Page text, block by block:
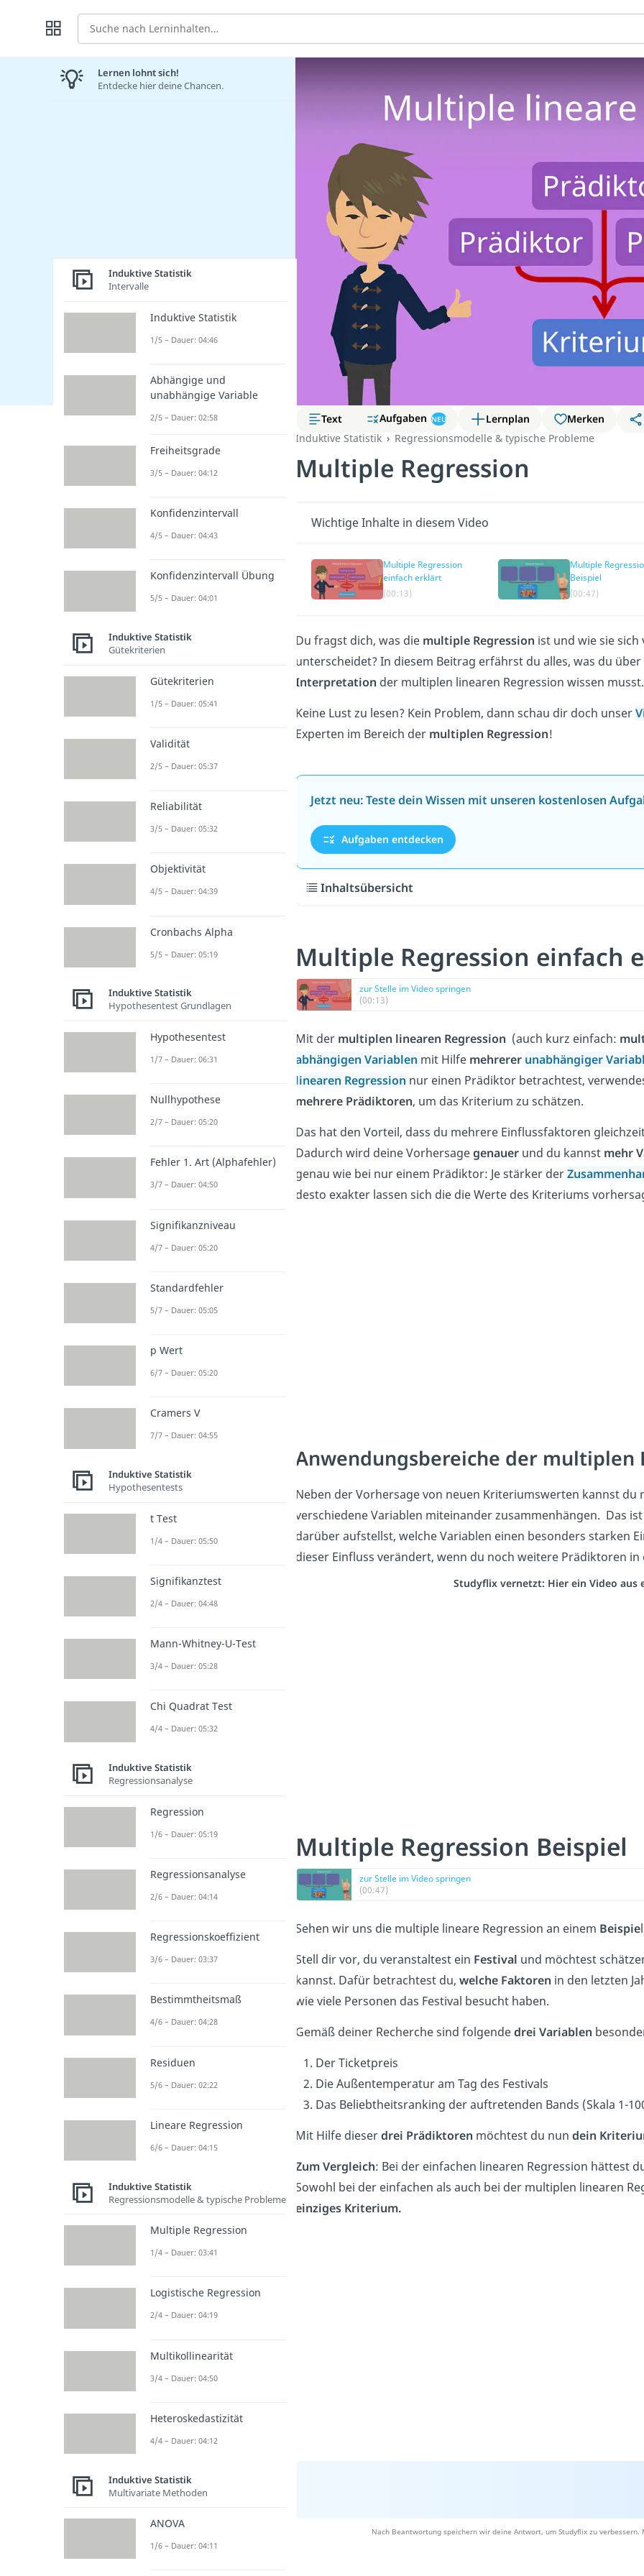
Suche
Text Aufgaben NEU Lernplan Merken
Induktive Statistik
Regressionsmodelle & typische Probleme
Multiple Regression
Wichtige Inhalte in diesem Video
Multiple Regression
einfach erklärt
(00:13)
Multiple
Beispiel
(00:47)
Du fragst dich, was die multiple Regression ist und wie sie
unterscheidet? In diesem Beitrag erfährst du alles, was du über
Interpretation der multiplen linearen Regression wissen musst.
Keine Lust zu lesen? Kein Problem, dann schau dir doch unser
Experten im Bereich der multiplen Regression!
Jetzt neu: Teste dein Wissen mit unseren kostenlosen
Aufgaben entdecken
Inhaltsübersicht
Multiple Regression einfach
zur Stelle im Video springen
(00:13)
Mit dermultiplen linearen Regression (auch kurz einfach:
abhängigen Variablen mit Hilfe mehrerer unabhängiger
linearen Regression nur einen Prädiktor betrachtest,
mehrere Prädiktoren, um das Kriterium zu schätzen.
Das hat den Vorteil, dass du mehrere Einflussfaktoren
Dadurch wird deine Vorhersagegenauerund du kannst mehr
genau wie bei nur einem Prädiktor: Je stärker der
desto exakter lassen sich die die Werte des Kriteriums
Anwendungsbereiche der multiplen
Neben der Vorhersage von neuen Kriteriumswerten kannst
verschiedene Variablen miteinander zusammenhängen. Das
darüber aufstellst, welche Variablen einen besonders starken
dieser Einfluss verändert, wenn du noch weitere Prädiktoren
Studyflix vernetzt: Hier ein Video aus
Multiple Regression Beispiel
zur Stelle im Video springen
(00:47)
Sehen wir uns die multiple lineare Regression an einem Beispie
Stell dir vor, du veranstaltest ein Festival und möchtest
kannst. Dafür betrachtest du, welche Faktoren in den letzten
wie viele Personen das Festival besucht haben.
Gemäß deiner Recherche sind folgendedrei Variablen
Der Ticketpreis
Die Außentemperatur am Tag des Festivals
Das Beliebtheitsranking der auftretenden Bands (Skala 1-
Mit Hilfe dieserdrei Prädiktoren möchtest du nun dein
Zum Vergleich: Bei der einfachen linearen Regression hättest
Sowohl bei der einfachen als auch bei der multiplen linearen
einziges Kriterium.
Nach Beantwortung speichern wir deine Antwort, um Studyflix zu
Lernen lohnt sich!
Entdecke hier deine Chancen.
Induktive Statistik
Intervalle
Induktive Statistik
1/5 – Dauer: 04:46
Abhängige und
unabhängige Variable
2/5 – Dauer: 02:58
Freiheitsgrade
3/5 – Dauer: 04:12
Konfidenzintervall
4/5 – Dauer: 04:43
Konfidenzintervall Übung
5/5 – Dauer: 04:01
Induktive Statistik
Gütekriterien
Gütekriterien
1/5 – Dauer: 05:41
Validität
2/5 – Dauer: 05:37
Reliabilität
3/5 – Dauer: 05:32
Objektivität
4/5 – Dauer: 04:39
Cronbachs Alpha
5/5 – Dauer: 05:19
Induktive Statistik
Hypothesentest Grundlagen
Hypothesentest
1/7 – Dauer: 06:31
Nullhypothese
2/7 – Dauer: 05:20
Fehler 1. Art (Alphafehler)
3/7 – Dauer: 04:50
Signifikanzniveau
4/7 – Dauer: 05:20
Standardfehler
5/7 – Dauer: 05:05
p Wert
6/7 – Dauer: 05:20
Cramers V
7/7 – Dauer: 04:55
Induktive Statistik
Hypothesentests
t Test
1/4 – Dauer: 05:50
Signifikanztest
2/4 – Dauer: 04:48
Mann-Whitney-U-Test
3/4 – Dauer: 05:28
Chi Quadrat Test
4/4 – Dauer: 05:32
Induktive Statistik
Regressionsanalyse
Regression
1/6 – Dauer: 05:19
Regressionsanalyse
2/6 – Dauer: 04:14
Regressionskoeffizient
3/6 – Dauer: 03:37
Bestimmtheitsmaß
4/6 – Dauer: 04:28
Residuen
5/6 – Dauer: 02:22
Lineare Regression
6/6 – Dauer: 04:15
Induktive Statistik
Regressionsmodelle & typische Probleme
Multiple Regression
1/4 – Dauer: 03:41
Logistische Regression
2/4 – Dauer: 04:19
Multikollinearität
3/4 – Dauer: 04:50
Heteroskedastizität
4/4 – Dauer: 04:12
Induktive Statistik
Multivariate Methoden
ANOVA
1/6 – Dauer: 04:11